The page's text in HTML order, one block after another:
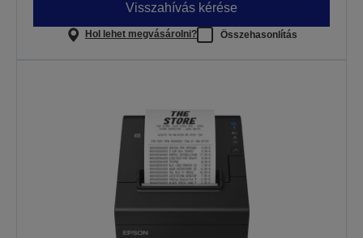
Visszahívás kérése
Hol lehet megvásárolni? Összehasonlítás